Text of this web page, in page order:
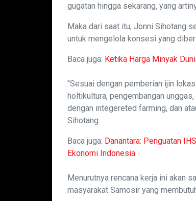
gugatan hingga sekarang, yang
Maka dari saat itu, Jonni Sihotang
untuk mengelola konsesi yang
Baca juga: Ketika Harga Minyak
"Sesuai dengan pemberian ijin
holtikultura, pengembangan
dengan integereted farming, dan
Sihotang.
Baca juga: Danantara: Penguatan
Ekonomi Indonesia
Menurutnya rencana kerja ini akan
masyarakat Samosir yang